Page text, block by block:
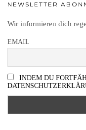
NEWSLETTER
Wir informieren dich
EMAIL
INDEM DU